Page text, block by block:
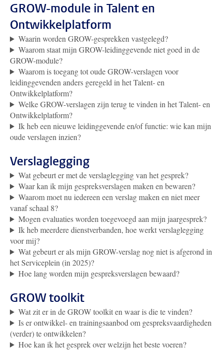
GROW-module in Talent en
Ontwikkelplatform
Waarin worden GROW-gesprekken vastgelegd?
Waarom staat mijn GROW-leidinggevende niet goed in de
GROW-module?
Waarom is toegang tot oude GROW-verslagen voor
leidinggevenden anders geregeld in het Talent- en
Ontwikkelplatform?
Welke GROW-verslagen zijn terug te vinden in het Talent- en
Ontwikkelplatform?
Ik heb een nieuwe leidinggevende en/of functie: wie kan mijn
oude verslagen inzien?
Verslaglegging
Wat gebeurt er met de verslaglegging van het gesprek?
Waar kan ik mijn gespreksverslagen maken en bewaren?
Waarom moet nu iedereen een verslag maken en niet meer
vanaf schaal 8?
Mogen evaluaties worden toegevoegd aan mijn jaargesprek?
Ik heb meerdere dienstverbanden, hoe werkt verslaglegging
voor mij?
Wat gebeurt er als mijn GROW-verslag nog niet is afgerond in
het Serviceplein (in 2025)?
Hoe lang worden mijn gespreksverslagen bewaard?
GROW toolkit
Wat zit er in de GROW toolkit en waar is die te vinden?
Is er ontwikkel- en trainingsaanbod om gespreksvaardigheden
(verder) te ontwikkelen?
Hoe kan ik het gesprek over welzijn het beste voeren?